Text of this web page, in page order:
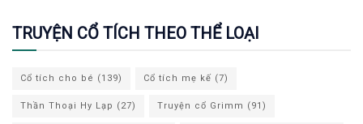
TRUYỆN CỔ TÍCH THEO THỂ LOẠI
Cổ tích cho bé (139) Cổ tích mẹ kế (7)
Thần Thoại Hy Lạp (27) Truyện cổ Grimm (91)